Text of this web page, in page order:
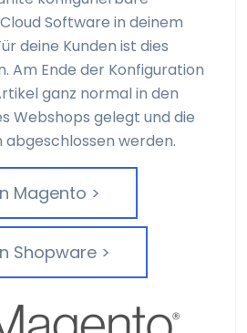
Software in deinem
deine Kunden ist dies
Am Ende der Konfiguration
ganz normal in den
Webshops gelegt und die
werden.
Magento >
Shopware >